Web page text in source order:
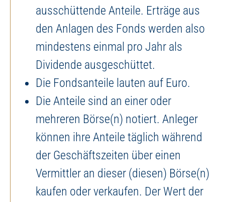
ausschüttende Anteile. Erträge aus
den Anlagen des Fonds werden also
mindestens einmal pro Jahr als
Dividende ausgeschüttet.
Die Fondsanteile lauten auf Euro.
Die Anteile sind an einer oder
mehreren Börse(n) notiert. Anleger
können ihre Anteile täglich während
der Geschäftszeiten über einen
Vermittler an dieser (diesen) Börse(n)
kaufen oder verkaufen. Der Wert der